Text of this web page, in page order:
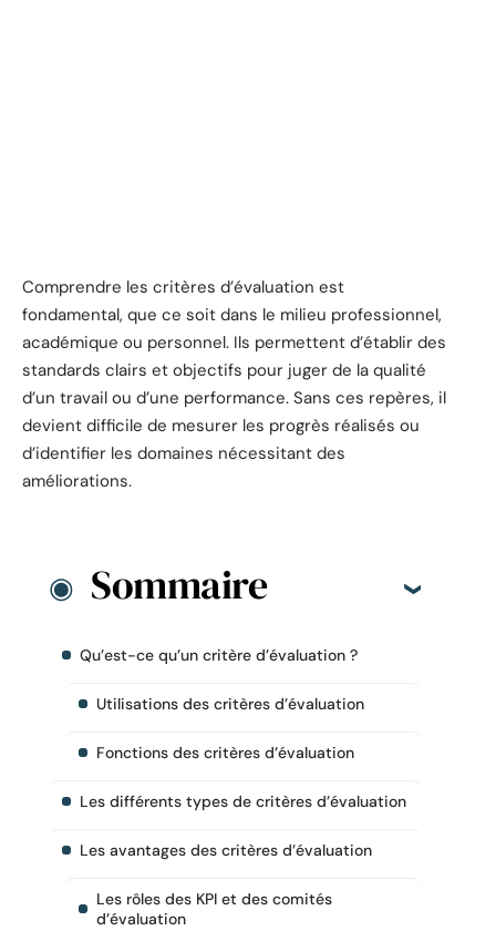
Comprendre les critères d’évaluation est
fondamental, que ce soit dans le milieu professionnel,
académique ou personnel. Ils permettent d’établir des
standards clairs et objectifs pour juger de la qualité
d’un travail ou d’une performance. Sans ces repères, il
devient difficile de mesurer les progrès réalisés ou
d’identifier les domaines nécessitant des
améliorations.
Sommaire
Qu’est-ce qu’un critère d’évaluation ?
Utilisations des critères d’évaluation
Fonctions des critères d’évaluation
Les différents types de critères d’évaluation
Les avantages des critères d’évaluation
Les rôles des KPI et des comités
d’évaluation